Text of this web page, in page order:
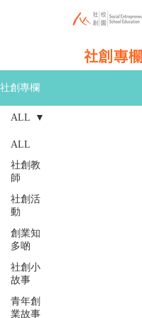
社創專欄
社創專欄
ALL
社創教
師
社創活
動
創業知
多啲
社創小
故事
青年創
業故事
ALL